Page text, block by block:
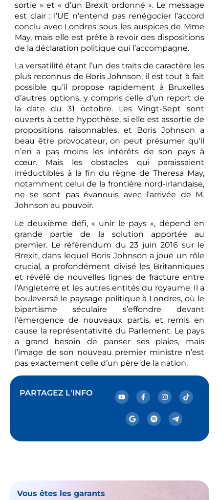
sortie » et « d’un Brexit ordonné ». Le message
est clair : l’UE n’entend pas renégocier l’accord
conclu avec Londres sous les auspices de Mme
May, mais elle est prête à revoir des dispositions
de la déclaration politique qui l’accompagne.
La versatilité étant l’un des traits de caractère les
plus reconnus de Boris Johnson, il est tout à fait
possible qu’il propose rapidement à Bruxelles
d’autres options, y compris celle d’un report de
la date du 31 octobre. Les Vingt-Sept sont
ouverts à cette hypothèse, si elle est assortie de
propositions raisonnables, et Boris Johnson a
beau être provocateur, on peut présumer qu’il
n’en a pas moins les intérêts de son pays à
cœur. Mais les obstacles qui paraissaient
irréductibles à la fin du règne de Theresa May,
notamment celui de la frontière nord-irlandaise,
ne se sont pas évanouis avec l’arrivée de M.
Johnson au pouvoir.
Le deuxième défi, « unir le pays », dépend en
grande partie de la solution apportée au
premier. Le référendum du 23 juin 2016 sur le
Brexit, dans lequel Boris Johnson a joué un rôle
crucial, a profondément divisé les Britanniques
et révélé de nouvelles lignes de fracture entre
l’Angleterre et les autres entités du royaume. Il a
bouleversé le paysage politique à Londres, où le
bipartisme séculaire s’effondre devant
l’émergence de nouveaux partis, et remis en
cause la représentativité du Parlement. Le pays
a grand besoin de panser ses plaies, mais
l’image de son nouveau premier ministre n’est
pas exactement celle d’un père de la nation.
PARTAGEZ L'INFO
Vous êtes les garants